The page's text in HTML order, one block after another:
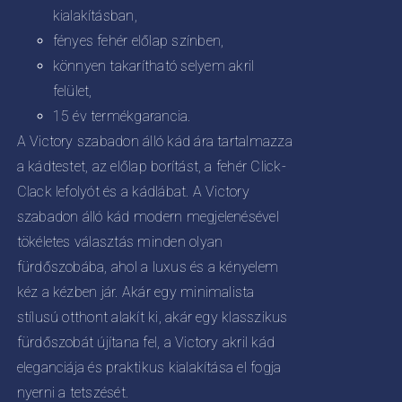
kialakításban,
fényes fehér előlap színben,
könnyen takarítható selyem akril
felület,
15 év termékgarancia.
A Victory szabadon álló kád ára tartalmazza
a kádtestet, az előlap borítást, a fehér Click-
Clack lefolyót és a kádlábat. A Victory
szabadon álló kád modern megjelenésével
tökéletes választás minden olyan
fürdőszobába, ahol a luxus és a kényelem
kéz a kézben jár. Akár egy minimalista
stílusú otthont alakít ki, akár egy klasszikus
fürdőszobát újítana fel, a Victory akril kád
eleganciája és praktikus kialakítása el fogja
nyerni a tetszését.